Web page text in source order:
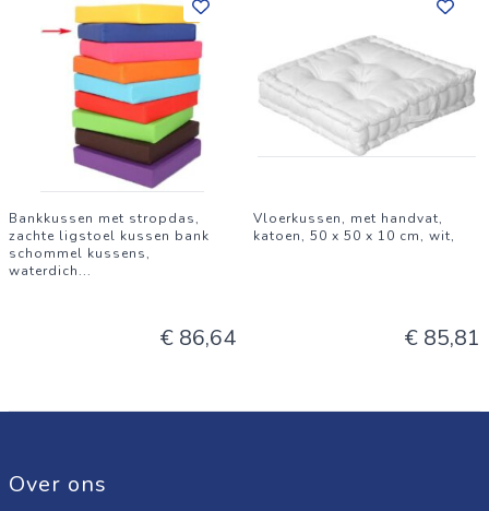
Bankkussen met stropdas,
zachte ligstoel kussen bank
schommel kussens,
waterdich...
€ 86,64
Vloerkussen, met handvat,
katoen, 50 x 50 x 10 cm, wit,
€ 85,81
Over ons